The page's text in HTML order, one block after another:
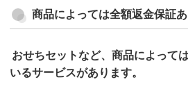
商品によっては全額返金保証あ
おせちセットなど、商品によって
いるサービスがあります。